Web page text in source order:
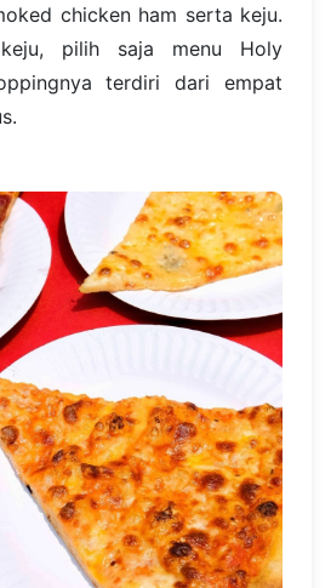
chicken ham serta keju.
pilih saja menu Holy
terdiri dari empat